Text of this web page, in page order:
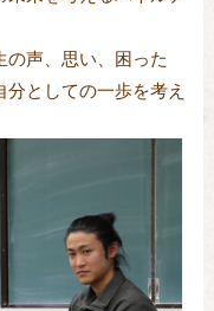
声、思い、困った
としての一歩を考え